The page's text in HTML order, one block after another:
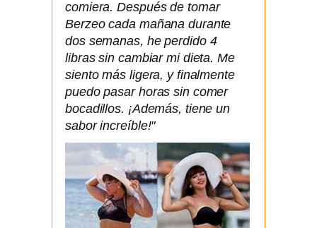
comiera. Después de tomar
Berzeo cada mañana durante
dos semanas, he perdido 4
libras sin cambiar mi dieta. Me
siento más ligera, y finalmente
puedo pasar horas sin comer
bocadillos. ¡Además, tiene un
sabor increíble!"